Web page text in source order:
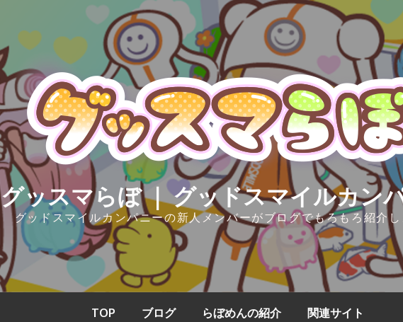
グッスマらぼ ｜ グッドスマイルカン
グッドスマイルカンパニーの新人メンバーがブログでもろもろ紹介
TOP ブログ らぼめんの紹介 関連サイト